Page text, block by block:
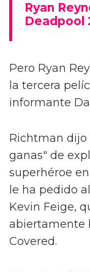
Ryan
Deadpool
Pero Ryan
la tercera
informante
Richtman dijo
ganas" de
superhéroe
le ha pedido al
Kevin Feige,
abiertamente
Covered.